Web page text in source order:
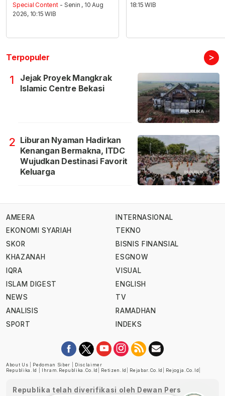
Special Content - Senin , 10 Aug
2026, 10:15 WIB
18:15 WIB
Terpopuler >
1
Jejak Proyek Mangkrak
Islamic Centre Bekasi
2 Liburan Nyaman Hadirkan
Kenangan Bermakna, ITDC
Wujudkan Destinasi Favorit
Keluarga
AMEERA
EKONOMI SYARIAH
SKOR
KHAZANAH
IQRA
ISLAM DIGEST
NEWS
ANALISIS
SPORT
INTERNASIONAL
TEKNO
BISNIS FINANSIAL
ESGNOW
VISUAL
ENGLISH
TV
RAMADHAN
INDEKS
About Us Pedoman Siber
Disclaimer
Republika.id
Ihram.republika.co.id Retizen.id Rejabar.co.id Rejogja.co.id
Republika telah diverifikasi oleh Dewan Pers